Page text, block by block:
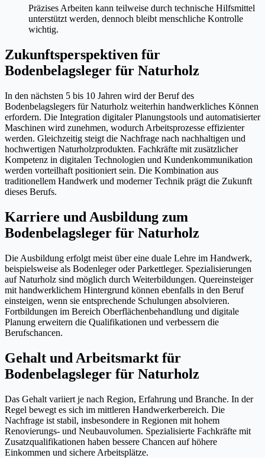
Präzises Arbeiten kann teilweise durch technische Hilfsmittel
unterstützt werden, dennoch bleibt menschliche Kontrolle
wichtig.
Zukunftsperspektiven für
Bodenbelagsleger für Naturholz
In den nächsten 5 bis 10 Jahren wird der Beruf des
Bodenbelagslegers für Naturholz weiterhin handwerkliches Können
erfordern. Die Integration digitaler Planungstools und automatisierter
Maschinen wird zunehmen, wodurch Arbeitsprozesse effizienter
werden. Gleichzeitig steigt die Nachfrage nach nachhaltigen und
hochwertigen Naturholzprodukten. Fachkräfte mit zusätzlicher
Kompetenz in digitalen Technologien und Kundenkommunikation
werden vorteilhaft positioniert sein. Die Kombination aus
traditionellem Handwerk und moderner Technik prägt die Zukunft
dieses Berufs.
Karriere und Ausbildung zum
Bodenbelagsleger für Naturholz
Die Ausbildung erfolgt meist über eine duale Lehre im Handwerk,
beispielsweise als Bodenleger oder Parkettleger. Spezialisierungen
auf Naturholz sind möglich durch Weiterbildungen. Quereinsteiger
mit handwerklichem Hintergrund können ebenfalls in den Beruf
einsteigen, wenn sie entsprechende Schulungen absolvieren.
Fortbildungen im Bereich Oberflächenbehandlung und digitale
Planung erweitern die Qualifikationen und verbessern die
Berufschancen.
Gehalt und Arbeitsmarkt für
Bodenbelagsleger für Naturholz
Das Gehalt variiert je nach Region, Erfahrung und Branche. In der
Regel bewegt es sich im mittleren Handwerkerbereich. Die
Nachfrage ist stabil, insbesondere in Regionen mit hohem
Renovierungs- und Neubauvolumen. Spezialisierte Fachkräfte mit
Zusatzqualifikationen haben bessere Chancen auf höhere
Einkommen und sichere Arbeitsplätze.